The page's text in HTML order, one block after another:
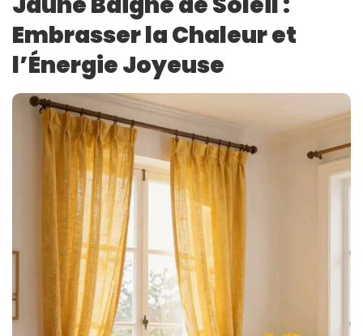
Embrasser la Chaleur et
l’Énergie Joyeuse